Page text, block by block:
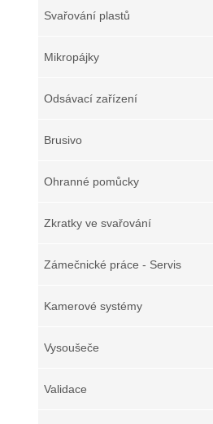
Svařování plastů
Mikropájky
Odsávací zařízení
Brusivo
Ohranné pomůcky
Zkratky ve svařování
Zámečnické práce - Servis
Kamerové systémy
Vysoušeče
Validace